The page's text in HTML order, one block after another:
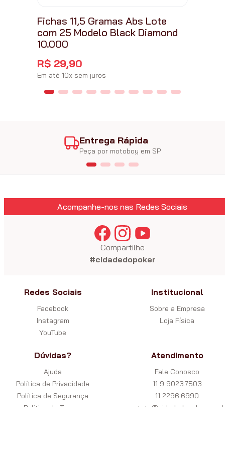
Fichas 11,5 Gramas Abs Lote
com 25 Modelo Black Diamond
10.000
R$ 29,90
Em até 10x sem juros
Entrega Rápida
Peça por motoboy em SP
Acompanhe-nos nas Redes Sociais
Compartilhe
#cidadedopoker
Redes Sociais
Facebook
Instagram
YouTube
Institucional
Sobre a Empresa
Loja Física
Dúvidas?
Ajuda
Política de Privacidade
Política de Segurança
Política de Trocas
Atendimento
Fale Conosco
11 9 9023.7503
11 2296.6990